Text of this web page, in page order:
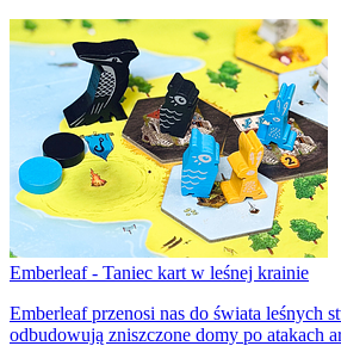
Emberleaf - Taniec kart w leśnej krainie
Emberleaf przenosi nas do świata leśnych
odbudowują zniszczone domy po atakach